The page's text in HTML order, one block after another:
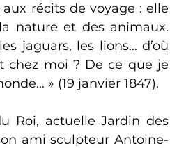
récits de voyage : elle
nature et des animaux.
jaguars, les lions… d’où
moi ? De ce que je
» (19 janvier 1847).
Roi, actuelle Jardin des
ami sculpteur Antoine-